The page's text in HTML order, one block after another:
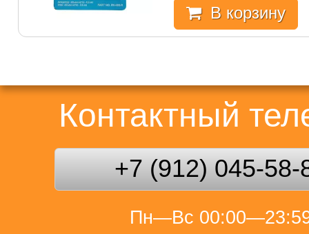
В корзину
Контактный
+7 (912) 045-58-
Пн—Вс